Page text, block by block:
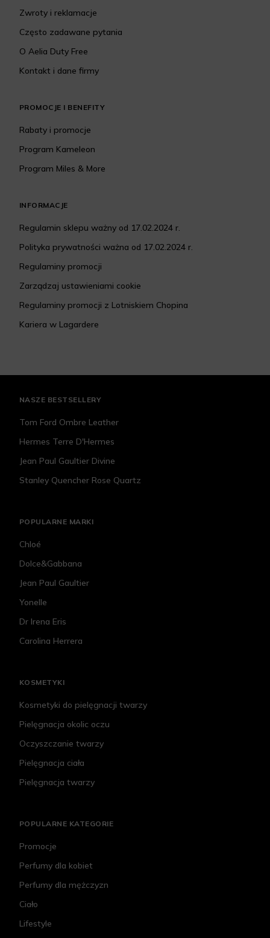
Zwroty i reklamacje
Często zadawane pytania
O Aelia Duty Free
Kontakt i dane firmy
PROMOCJE I BENEFITY
Rabaty i promocje
Program Kameleon
Program Miles & More
INFORMACJE
Regulamin sklepu ważny od 17.02.2024 r.
Polityka prywatności ważna od 17.02.2024 r.
Regulaminy promocji
Zarządzaj ustawieniami cookie
Regulaminy promocji z Lotniskiem Chopina
Kariera w Lagardere
NASZE BESTSELLERY
Tom Ford Ombre Leather
Hermes Terre D'Hermes
Jean Paul Gaultier Divine
Stanley Quencher Rose Quartz
POPULARNE MARKI
Chloé
Dolce&Gabbana
Jean Paul Gaultier
Yonelle
Dr Irena Eris
Carolina Herrera
KOSMETYKI
Kosmetyki do pielęgnacji twarzy
Pielęgnacja okolic oczu
Oczyszczanie twarzy
Pielęgnacja ciała
Pielęgnacja twarzy
POPULARNE KATEGORIE
Promocje
Perfumy dla kobiet
Perfumy dla mężczyzn
Ciało
Lifestyle